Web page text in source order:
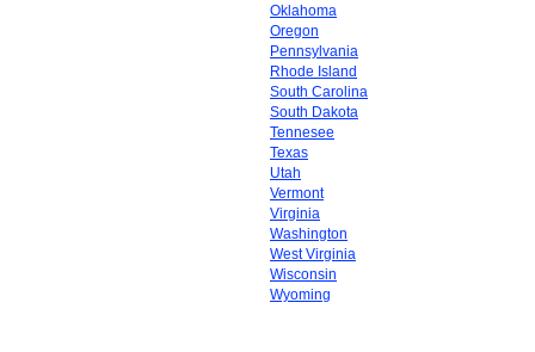
Oklahoma
Oregon
Pennsylvania
Rhode Island
South Carolina
South Dakota
Tennesee
Texas
Utah
Vermont
Virginia
Washington
West Virginia
Wisconsin
Wyoming